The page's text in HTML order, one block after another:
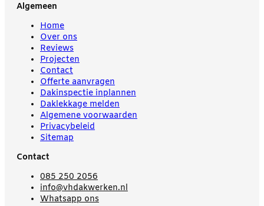
Algemeen
Home
Over ons
Reviews
Projecten
Contact
Offerte aanvragen
Dakinspectie inplannen
Daklekkage melden
Algemene voorwaarden
Privacybeleid
Sitemap
Contact
085 250 2056
info@vhdakwerken.nl
Whatsapp ons